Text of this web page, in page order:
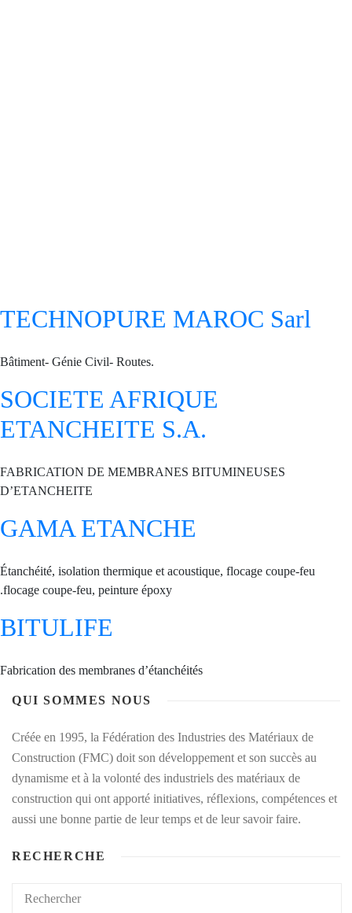
TECHNOPURE MAROC Sarl
Bâtiment- Génie Civil- Routes.
SOCIETE AFRIQUE
ETANCHEITE S.A.
FABRICATION DE MEMBRANES BITUMINEUSES
D’ETANCHEITE
GAMA ETANCHE
Étanchéité, isolation thermique et acoustique, flocage coupe-feu
.flocage coupe-feu, peinture époxy
BITULIFE
Fabrication des membranes d’étanchéités
QUI SOMMES NOUS
Créée en 1995, la Fédération des Industries des Matériaux de
Construction (FMC) doit son développement et son succès au
dynamisme et à la volonté des industriels des matériaux de
construction qui ont apporté initiatives, réflexions, compétences et
aussi une bonne partie de leur temps et de leur savoir faire.
RECHERCHE